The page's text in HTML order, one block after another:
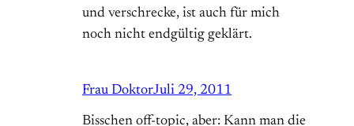
und verschrecke, ist auch für mich
noch nicht endgültig geklärt.
Frau DoktorJuli 29, 2011
Bisschen off-topic, aber: Kann man die